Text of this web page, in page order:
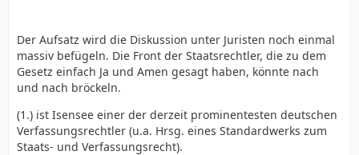
Der Aufsatz wird die Diskussion unter Juristen noch einmal
massiv befügeln. Die Front der Staatsrechtler, die zu dem
Gesetz einfach Ja und Amen gesagt haben, könnte nach
und nach bröckeln.
(1.) ist Isensee einer der derzeit prominentesten deutschen
Verfassungsrechtler (u.a. Hrsg. eines Standardwerks zum
Staats- und Verfassungsrecht).